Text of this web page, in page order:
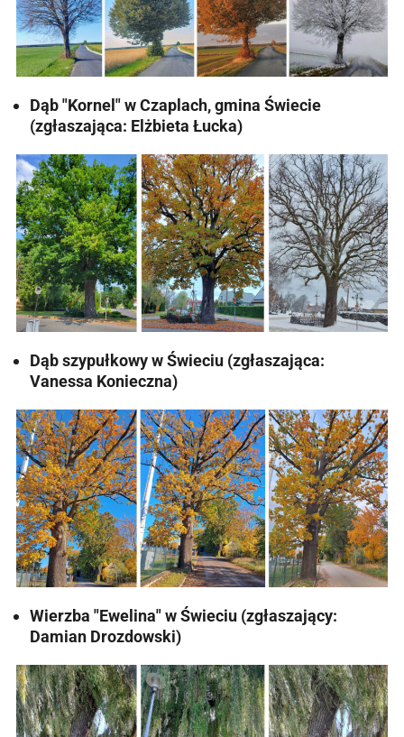
Dąb "Kornel" w Czaplach, gmina Świecie
(zgłaszająca: Elżbieta Łucka)
Dąb szypułkowy w Świeciu (zgłaszająca:
Vanessa Konieczna)
Wierzba "Ewelina" w Świeciu (zgłaszający:
Damian Drozdowski)